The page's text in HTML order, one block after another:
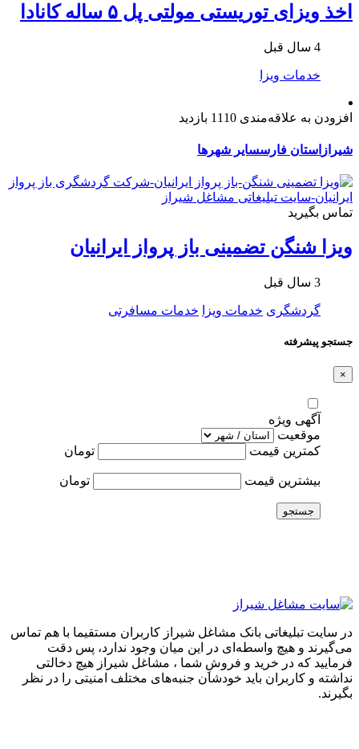
اخذ ویزای توریستی مولتی پل ۵ ساله کانادا
4 سال قبل
خدمات ویزا
افزودن به علاقه‌مندی 1110 بازدید
شیراز استان فارسسایر شهرها
تماس بگیرید
ویزا شنگن تضمینی باز پرواز ایرانیان
3 سال قبل
گردشگری خدمات ویزا خدمات مسافرتی
جستجو پیشرفته
×
آگهی ویژه
موقعیت
کمترین قیمت
تومان
بیشترین قیمت تومان
جستجو
در سایت تبلیغاتی بانک مشاغل شیراز کاربران مستقیما با هم تماس
می‌گیرند و هیچ واسطه‌ای در این میان وجود ندارد، پس دقت
فرمایید که در خرید و فروشِ شما ، مشاغل شیراز هیچ دخالتی
نداشته و کاربران باید خودشان جنبه‌های مختلف امنیتی را در نظر
بگیرند.